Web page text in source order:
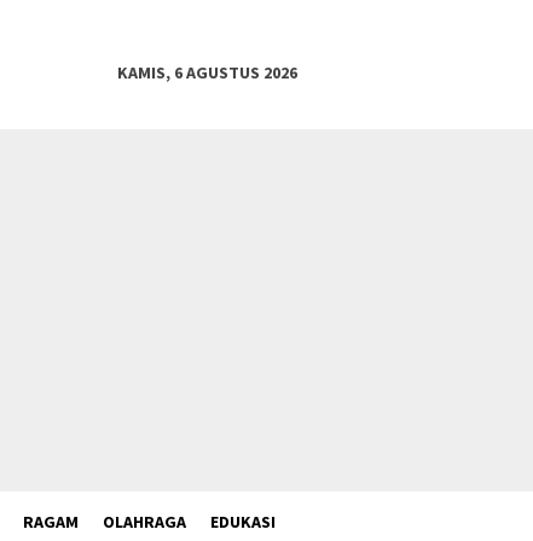
KAMIS, 6 AGUSTUS 2026
RAGAM OLAHRAGA EDUKASI